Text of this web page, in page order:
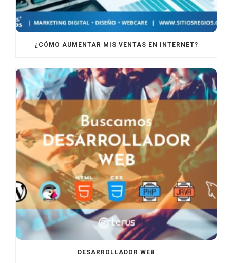
¿CÓMO AUMENTAR MIS VENTAS EN INTERNET?
DESARROLLADOR WEB